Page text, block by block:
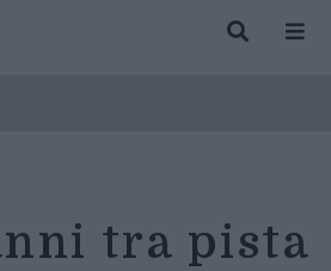
tra pista